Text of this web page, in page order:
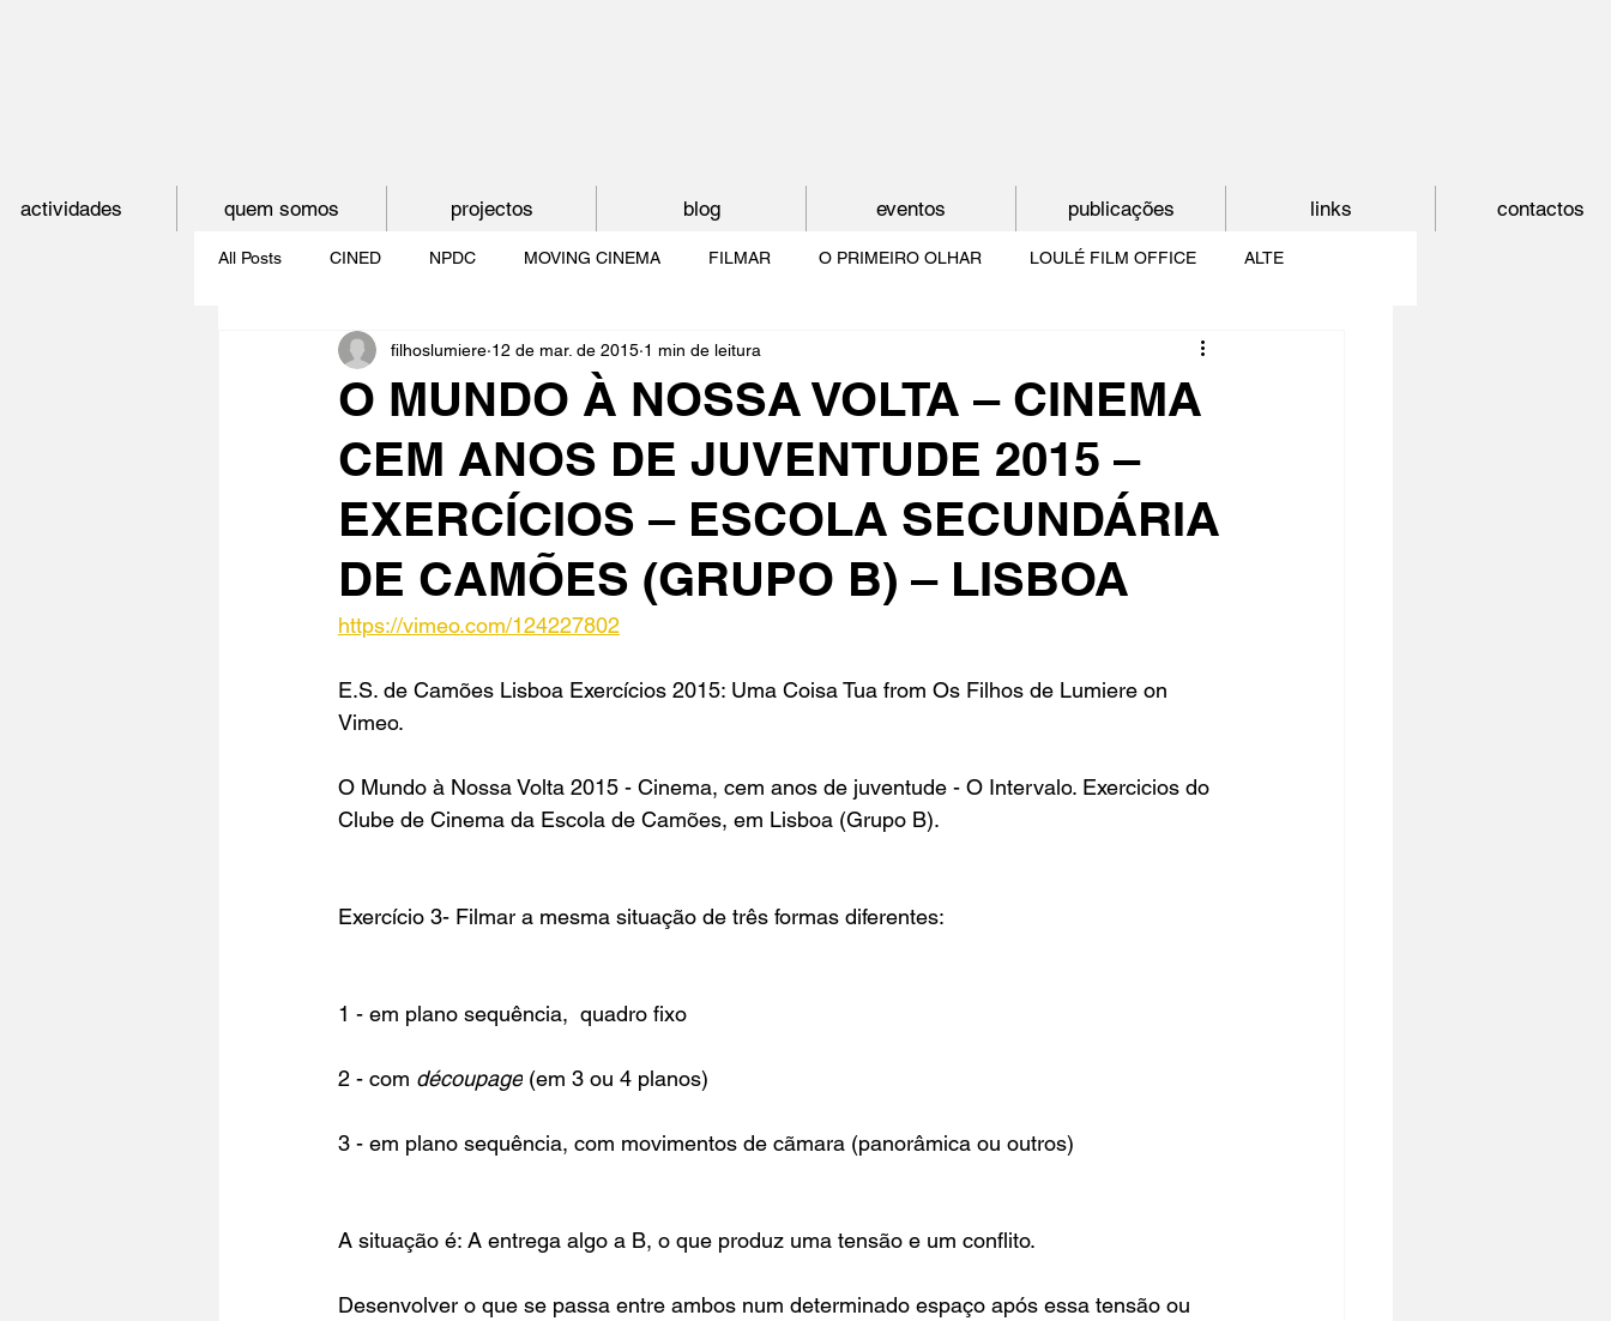
All Posts CINED NPDC MOVING CINEMA FILMAR O PRIMEIRO OLHAR LOULÉ FILM OFFICE ALTE
O CINEMA, CEM ANOS DE JUVENTUDE O MUNDO À NOSSA VOLTA SHORTCUT
CINECLUBE DAS GAIVOTAS O CINEMA POR DENTRO CRESCER COM O CINEMA NO PAÍS DO CINEMA
O MUNDO À NOSSA VOLTA – CINEMA
CEM ANOS DE JUVENTUDE 2015 –
EXERCÍCIOS – ESCOLA SECUNDÁRIA
DE CAMÕES (GRUPO B) – LISBOA
filhoslumiere 12 de mar. de 2015 1 min de leitura
https://vimeo.com/124227802
E.S. de Camões Lisboa Exercícios 2015: Uma Coisa Tua from Os Filhos de Lumiere on
Vimeo.
O Mundo à Nossa Volta 2015 - Cinema, cem anos de juventude - O Intervalo. Exercicios do
Clube de Cinema da Escola de Camões, em Lisboa (Grupo B).
Exercício 3- Filmar a mesma situação de três formas diferentes:
1 - em plano sequência,  quadro fixo
2 - com découpage (em 3 ou 4 planos)
3 - em plano sequência, com movimentos de cãmara (panorâmica ou outros)
A situação é: A entrega algo a B, o que produz uma tensão e um conflito.
Desenvolver o que se passa entre ambos num determinado espaço após essa tensão ou
actividades quem somos projectos blog eventos publicações links contactos